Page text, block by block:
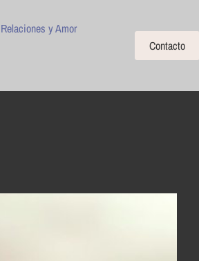
Relaciones y Amor
Contacto